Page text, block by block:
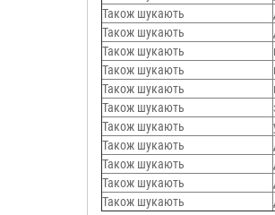
Також шукають
Також шукають
Також шукають
Також шукають
Також шукають
Також шукають
Також шукають
Також шукають
Також шукають
Також шукають
Також шукають